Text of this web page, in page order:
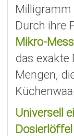
Milligramm
Durch ihre
Mikro-
das exakte
Mengen,
Universell
Dosierlöffel